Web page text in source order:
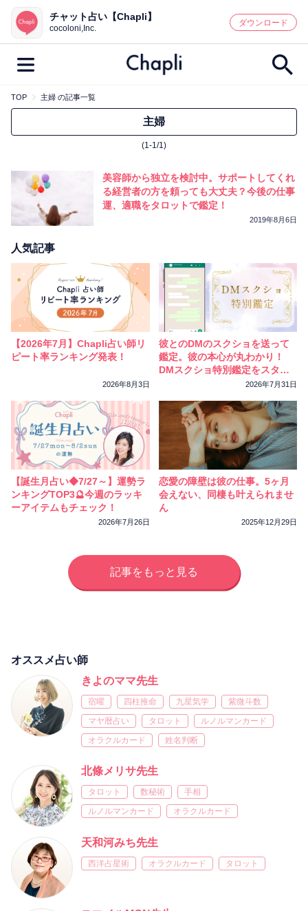
鑑定記事・占い師検索
最新記事一覧
カテゴリー別
鑑定 占い師 キャンペーン
彼の気持ち
今週の運勢 彼氏 片思い
相性 復縁
チャット占い【Chapli】
cocoloni,Inc.
ダウンロード
TOP 主婦 の記事一覧
主婦
(1-1/1)
美容師から独立を検討中。サポートしてくれ
る経営者の方を頼っても大丈夫？今後の仕事
運、適職をタロットで鑑定！
2019年8月6日
人気記事
【2026年7月】Chapli占い師リ
ピート率ランキング発表！
2026年8月3日
彼とのDMのスクショを送って
鑑定。彼の本心が丸わかり！
DMスクショ特別鑑定をスター
2026年7月31日
【誕生月占い◆7/27～】運勢ラ
ンキングTOP3🔮今週のラッキ
ーアイテムもチェック！
2026年7月26日
恋愛の障壁は彼の仕事。5ヶ月
会えない、同棲も叶えられませ
ん
2025年12月29日
記事をもっと見る
オススメ占い師
きよのママ先生
宿曜 四柱推命 九星気学
紫微斗数
マヤ暦占い
タロット
ルノルマンカード
オラクルカード
姓名判断
北條メリサ先生
タロット 数秘術
手相
ルノルマンカード
オラクルカード
天和河みち先生
西洋占星術 オラクルカード タロット